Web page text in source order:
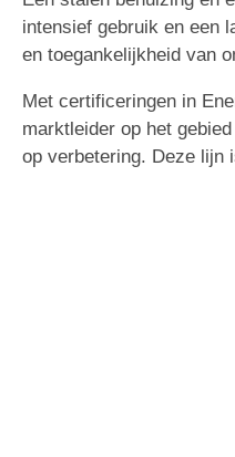
intensief gebruik en een
en toegankelijkheid van
Met certificeringen in
marktleider op het
op verbetering. Deze lijn